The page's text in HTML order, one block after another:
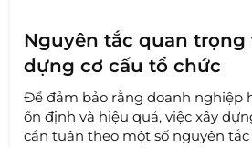
Nguyên tắc quan trọng
dựng cơ cấu tổ chức
Để đảm bảo rằng doanh nghiệp
ổn định và hiệu quả, việc xây
cần tuân theo một số nguyên